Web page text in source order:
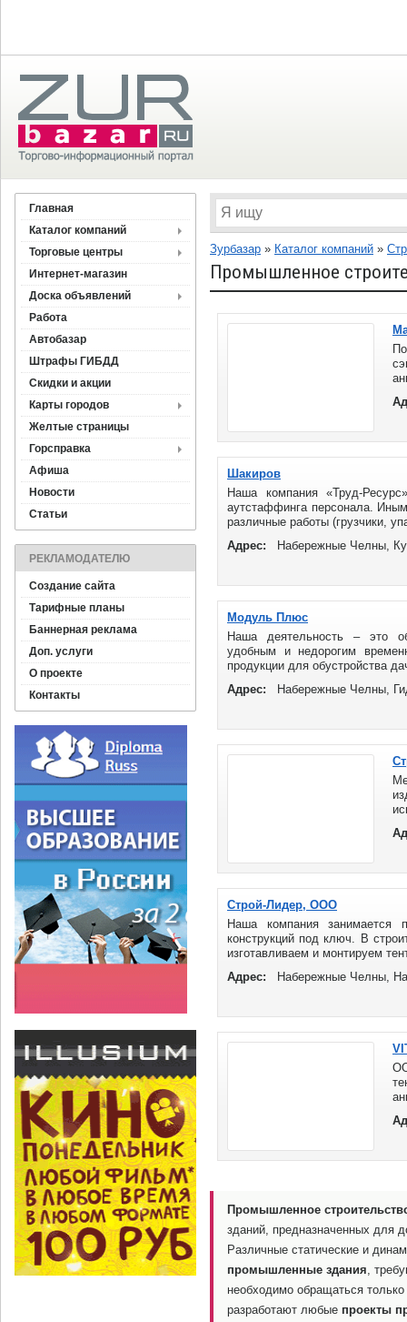
Главная
Каталог компаний
Торговые центры
Интернет-магазин
Доска объявлений
Работа
Автобазар
Штрафы ГИБДД
Скидки и акции
Карты городов
Желтые страницы
Горсправка
Афиша
Новости
Статьи
РЕКЛАМОДАТЕЛЮ
Создание сайта
Тарифные планы
Баннерная реклама
Доп. услуги
О проекте
Контакты
Зурбазар » Каталог компаний »
Промышленное
Шакиров
Наша компания «Труд-
аутстаффинга персонала.
различные работы (грузчики,
Адрес:
Набережные Челны,
Модуль Плюс
Наша деятельность – это
удобным и недорогим
продукции для обустройства
Адрес:
Набережные Челны,
Строй-Лидер, ООО
Наша компания занимается
конструкций под ключ. В
изготавливаем и монтируем
Адрес:
Набережные Челны,
Промышленное
зданий, предназначенных для
Различные статические и
промышленные здания,
необходимо обращаться
разработают любые проекты